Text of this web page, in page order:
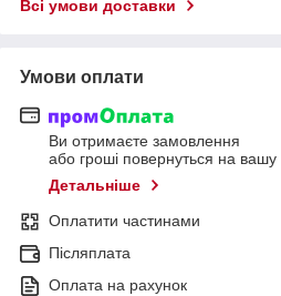
Всі умови доставки
Умови оплати
Ви отримаєте замовлення
або гроші повернуться на вашу
Детальніше
Оплатити частинами
Післяплата
Оплата на рахунок